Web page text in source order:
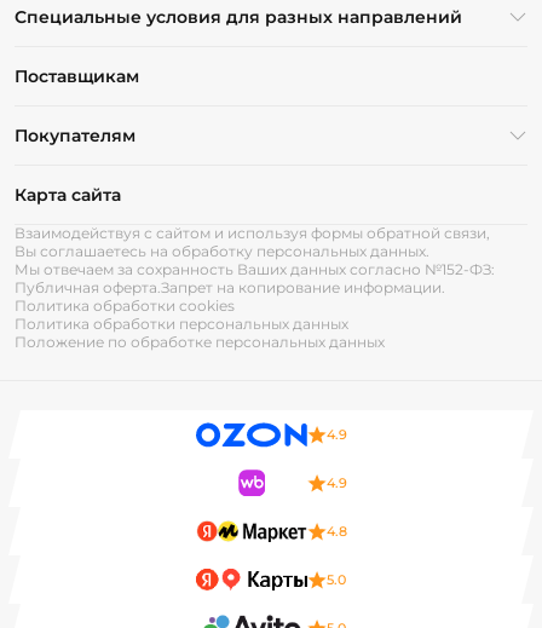
Специальные условия для разных направлений
Поставщикам
Покупателям
Карта сайта
Взаимодействуя с сайтом и используя формы обратной связи,
Вы соглашаетесь на обработку персональных данных.
Мы отвечаем за сохранность Ваших данных согласно №152-ФЗ:
Публичная оферта.Запрет на копирование информации.
Политика обработки cookies
Политика обработки персональных данных
Положение по обработке персональных данных
4.9
4.9
4.8
5.0